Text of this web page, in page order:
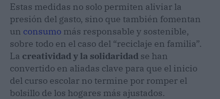
Estas medidas no solo permiten aliviar la
presión del gasto, sino que también fomentan
un consumo más responsable y sostenible,
sobre todo en el caso del “reciclaje en familia”.
La creatividad y la solidaridad se han
convertido en aliadas clave para que el inicio
del curso escolar no termine por romper el
bolsillo de los hogares más ajustados.